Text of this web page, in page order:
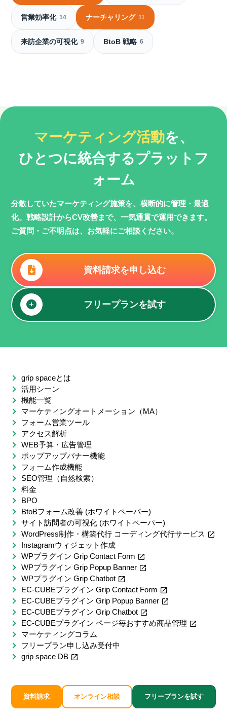
営業効率化 14 ナーチャリング 11
来訪企業の可視化 9 BtoB 戦略 6
マーケティング活動を、
ひとつに統合するプラットフ
ォーム
分散していたマーケティング施策を、横断的に管理・最適
化。戦略設計からCV改善まで、一気通貫で運用できます。
ご質問・ご不明点は、お気軽にご相談ください。
資料請求を申し込む
フリープランを試す
grip spaceとは
活用シーン
機能一覧
マーケティングオートメーション（MA）
フォーム営業ツール
アクセス解析
WEB予算・広告管理
ポップアップバナー機能
フォーム作成機能
SEO管理（自然検索）
料金
BPO
BtoBフォーム改善 (ホワイトペーパー)
サイト訪問者の可視化 (ホワイトペーパー)
WordPress制作・構築代行 コーディング代行サービス
Instagramウィジェット作成
WPプラグイン Grip Contact Form
WPプラグイン Grip Popup Banner
WPプラグイン Grip Chatbot
EC-CUBEプラグイン Grip Contact Form
EC-CUBEプラグイン Grip Popup Banner
EC-CUBEプラグイン Grip Chatbot
EC-CUBEプラグイン ページ毎おすすめ商品管理
マーケティングコラム
フリープラン申し込み受付中
grip space DB
資料請求 オンライン相談 フリープランを試す